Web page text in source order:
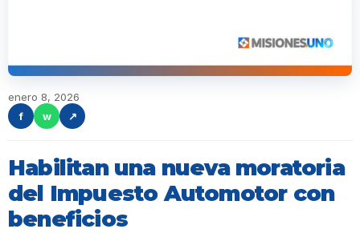
enero 8, 2026
f
w ↗
Habilitan una nueva moratoria
del Impuesto Automotor con
beneficios